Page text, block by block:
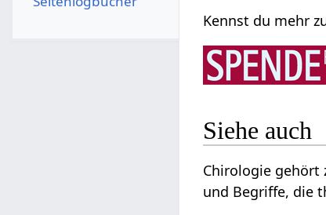
Kennst du mehr
Siehe auch
Chirologie gehört
und Begriffe, die